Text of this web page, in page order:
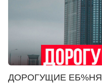
ДОРОГУЩИЕ ЕБ%НЯ